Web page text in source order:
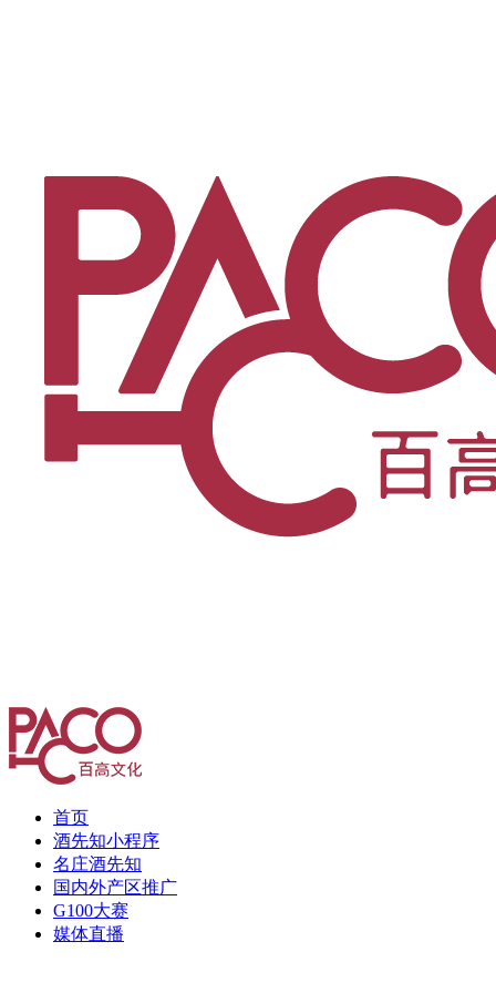
首页
酒先知小程序
名庄酒先知
国内外产区推广
G100大赛
媒体直播